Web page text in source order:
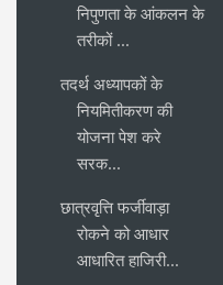
निपुणता के आंकलन के
तरीकों ...
तदर्थ अध्यापकों के
नियमितीकरण की
योजना पेश करे
सरक...
छात्रवृत्ति फर्जीवाड़ा
रोकने को आधार
आधारित हाजिरी...